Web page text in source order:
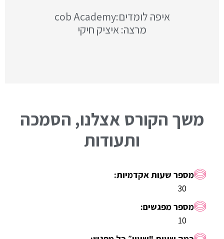
איפה לומדים:cob Academy
מרצה: איציק חיקי
משך הקורס אצלנו, הסמכה
ותעודות
30
10